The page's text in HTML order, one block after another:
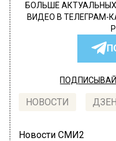
БОЛЬШЕ
ВИДЕО В ТЕЛЕГРАМ-
НОВОСТИ ДЗЕН
Новости СМИ2